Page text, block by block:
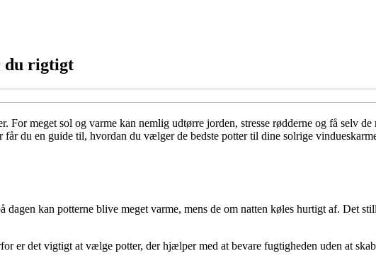
du rigtigt
meget sol og varme kan nemlig udtørre jorden, stresse rødderne og få selv
du en guide til, hvordan du vælger de bedste potter til dine solrige
kan potterne blive meget varme, mens de om natten køles hurtigt af. Det
er det vigtigt at vælge potter, der hjælper med at bevare fugtigheden uden at